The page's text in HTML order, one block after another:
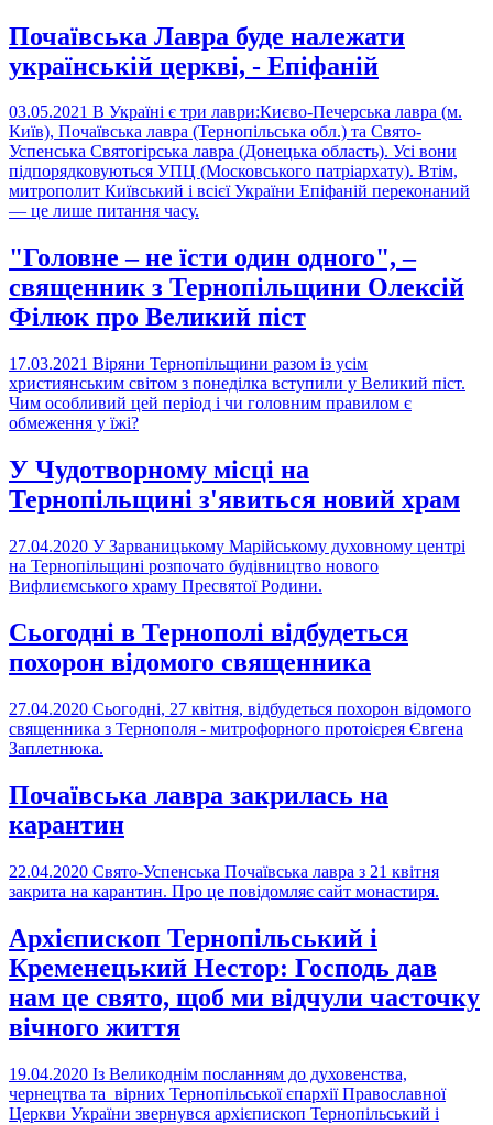
Почаївська Лавра буде належати
українській церкві, - Епіфаній
03.05.2021 В Україні є три лаври:Києво-Печерська лавра (м.
Київ), Почаївська лавра (Тернопільська обл.) та Свято-
Успенська Святогірська лавра (Донецька область). Усі вони
підпорядковуються УПЦ (Московського патріархату). Втім,
митрополит Київський і всієї України Епіфаній переконаний
— це лише питання часу.
"Головне – не їсти один одного", –
священник з Тернопільщини Олексій
Філюк про Великий піст
17.03.2021 Віряни Тернопільщини разом із усім
християнським світом з понеділка вступили у Великий піст.
Чим особливий цей період і чи головним правилом є
обмеження у їжі?
У Чудотворному місці на
Тернопільщині з'явиться новий храм
27.04.2020 У Зарваницькому Марійському духовному центрі
на Тернопільщині розпочато будівництво нового
Вифлиємського храму Пресвятої Родини.
Сьогодні в Тернополі відбудеться
похорон відомого священника
27.04.2020 Сьогодні, 27 квітня, відбудеться похорон відомого
священника з Тернополя - митрофорного протоієрея Євгена
Заплетнюка.
Почаївська лавра закрилась на
карантин
22.04.2020 Свято-Успенська Почаївська лавра з 21 квітня
закрита на карантин. Про це повідомляє сайт монастиря.
Архієпископ Тернопільський і
Кременецький Нестор: Господь дав
нам це свято, щоб ми відчули часточку
вічного життя
19.04.2020 Із Великоднім посланням до духовенства,
чернецтва та вірних Тернопільської єпархії Православної
Церкви України звернувся архієпископ Тернопільський і